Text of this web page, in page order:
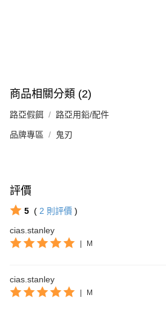
商品相關分類 (2)
路亞假餌 路亞用鉛/配件
品牌專區 鬼刃
評價
5 ( 2 則評價 )
cias.stanley
| M
cias.stanley
| M